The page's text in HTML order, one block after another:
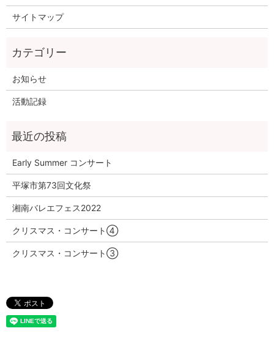
サイトマップ
お知らせ
活動記録
Early Summer コンサート
平塚市第73回文化祭
湘南バレエフェス2022
クリスマス・コンサート④
クリスマス・コンサート③